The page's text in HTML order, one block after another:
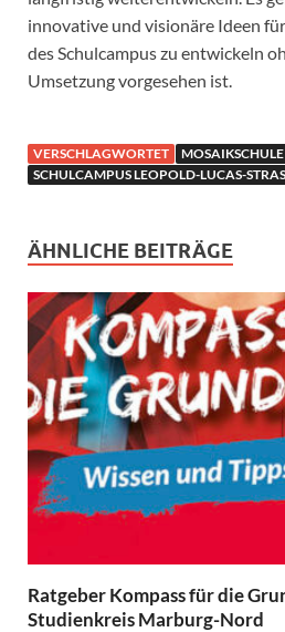
innovative und visionäre Ideen
des Schulcampus zu entwickeln
Umsetzung vorgesehen ist.
VERSCHLAGWORTET
MOSAIKSCHULE
SCHULCAMPUS LEOPOLD-LUCAS-
ÄHNLICHE BEITRÄGE
Ratgeber Kompass für die
Studienkreis Marburg-Nord